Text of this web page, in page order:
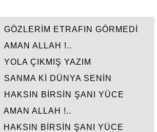
GÖZLERİM ETRAFIN GÖRMEDİ
AMAN ALLAH !..
YOLA ÇIKMIŞ YAZIM
SANMA Kİ DÜNYA SENİN
HAKSIN BİRSİN ŞANI YÜCE
AMAN ALLAH !..
HAKSIN BİRSİN ŞANI YÜCE